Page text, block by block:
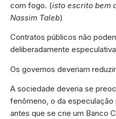
com fogo. (isto escrito bem
Nassim Taleb)
Contratos públicos não
deliberadamente
Os governos deveriam
A sociedade deveria se
fenômeno, o da
antes que se crie um Banco